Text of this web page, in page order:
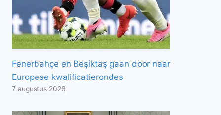
Fenerbahçe en Beşiktaş gaan door naar
Europese kwalificatierondes
7 augustus 2026